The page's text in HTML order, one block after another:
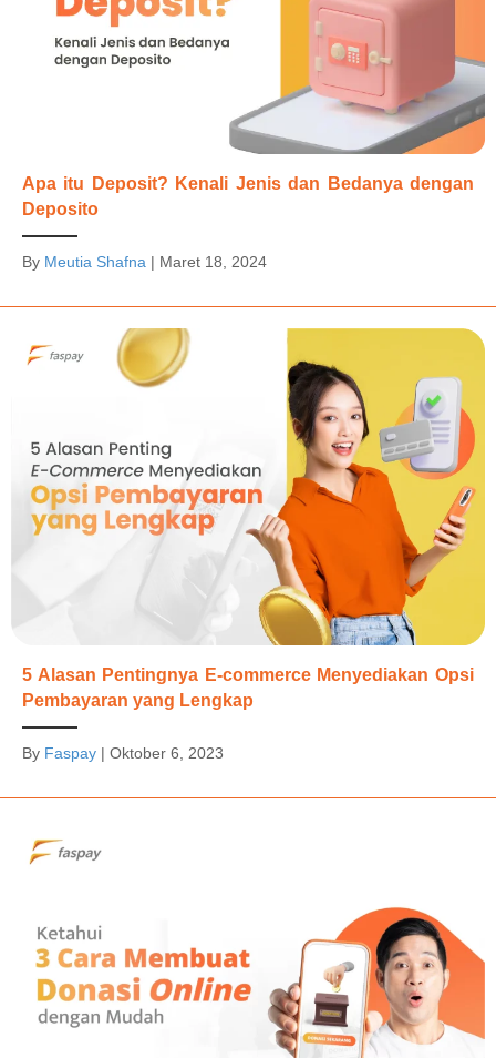
Apa itu Deposit? Kenali Jenis dan Bedanya dengan
Deposito
By Meutia Shafna | Maret 18, 2024
5 Alasan Pentingnya E-commerce Menyediakan Opsi
Pembayaran yang Lengkap
By Faspay | Oktober 6, 2023